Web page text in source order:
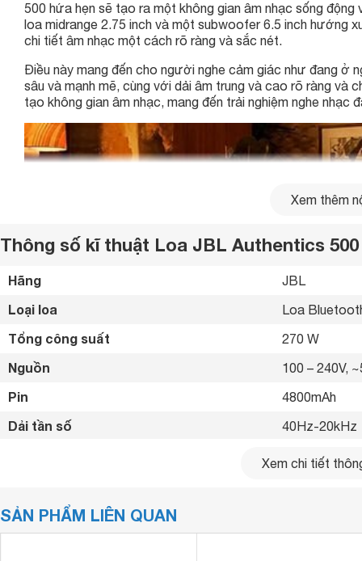
500 hứa hẹn sẽ tạo ra một không gian âm nhạc sống
loa midrange 2.75 inch và một subwoofer 6.5 inch hướng
chi tiết âm nhạc một cách rõ ràng và sắc nét.
Điều này mang đến cho người nghe cảm giác như đang ở
sâu và mạnh mẽ, cùng với dải âm trung và cao rõ ràng và
tạo không gian âm nhạc, mang đến trải nghiệm nghe nhạc
Xem thêm
Thông số kĩ thuật Loa JBL Authentics 500
Hãng JBL
Loại loa Loa
Tổng công suất 270 W
Nguồn 100 – 240V,
Pin 4800mAh
Dải tần số 40Hz-20kHz
8 giờ
Tiện ích
Xem chi tiết
SẢN PHẨM LIÊN QUAN